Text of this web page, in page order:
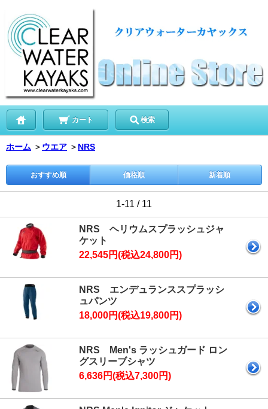
カート 検索
ホーム ＞ ウエア ＞ NRS
おすすめ順 価格順 新着順
1-11 / 11
NRS ヘリウムスプラッシュジャ
ケット
22,545円(税込24,800円)
NRS エンデュランススプラッシ
ュパンツ
18,000円(税込19,800円)
NRS Men's ラッシュガード ロン
グスリーブシャツ
6,636円(税込7,300円)